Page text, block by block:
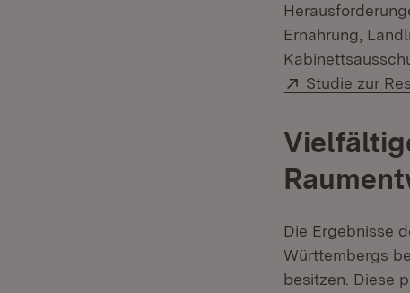
Ernährung,
Extern:
Studie zur
Die Ergebnisse
Württembergs
besitzen. Diese